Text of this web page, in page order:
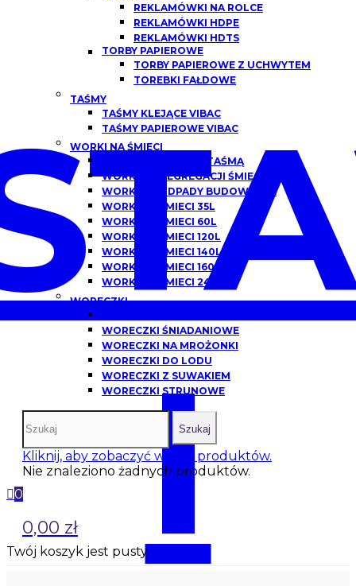
I
REKLAMÓWKI NA ROLCE
REKLAMÓWKI HDPE
REKLAMÓWKI HDTS
TORBY PAPIEROWE
TORBY PAPIEROWE Z UCHWYTEM
TOREBKI FAŁDOWE
TAŚMY
TAŚMY KLEJĄCE VIBAC
TAŚMY PAPIEROWE VIBAC
WORKI NA ŚMIECI
WORKI NA ŚMIECI Z TAŚMĄ
WORKI DO SEGREGACJI ŚMIECI
WORKI NA ODPADY BUDOWLANE
WORKI NA ŚMIECI 35L
WORKI NA ŚMIECI 60L
WORKI NA ŚMIECI 120L
WORKI NA ŚMIECI 140L
WORKI NA ŚMIECI 160L
WORKI NA ŚMIECI 240L
WORECZKI
WORECZKI ŚNIADANIOWE
WORECZKI NA MROŻONKI
WORECZKI DO LODU
WORECZKI Z SUWAKIEM
WORECZKI STRUNOWE
Szukaj
Kliknij, aby zobaczyć więcej produktów.
Nie znaleziono żadnych produktów.
0
0,00 zł
Twój koszyk jest pusty.